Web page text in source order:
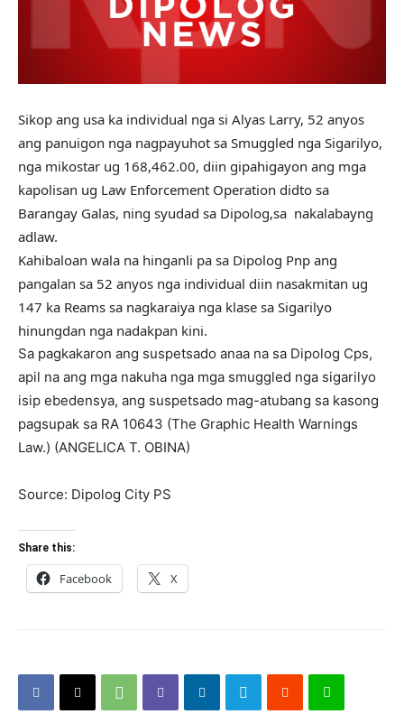
Sikop ang usa ka individual nga si Alyas Larry, 52 anyos
ang panuigon nga nagpayuhot sa Smuggled nga Sigarilyo,
nga mikostar ug 168,462.00, diin gipahigayon ang mga
kapolisan ug Law Enforcement Operation didto sa
Barangay Galas, ning syudad sa Dipolog,sa nakalabayng
adlaw.
Kahibaloan wala na hinganli pa sa Dipolog Pnp ang
pangalan sa 52 anyos nga individual diin nasakmitan ug
147 ka Reams sa nagkaraiya nga klase sa Sigarilyo
hinungdan nga nadakpan kini.
Sa pagkakaron ang suspetsado anaa na sa Dipolog Cps,
apil na ang mga nakuha nga mga smuggled nga sigarilyo
isip ebedensya, ang suspetsado mag-atubang sa kasong
pagsupak sa RA 10643 (The Graphic Health Warnings
Law.) (ANGELICA T. OBINA)
Source: Dipolog City PS
Share this:
Facebook X